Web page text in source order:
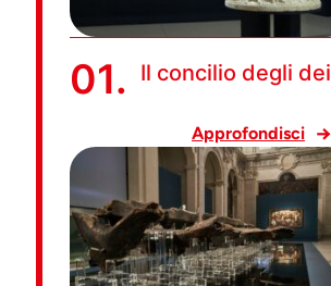
01. Il concilio degli dei
Approfondisci